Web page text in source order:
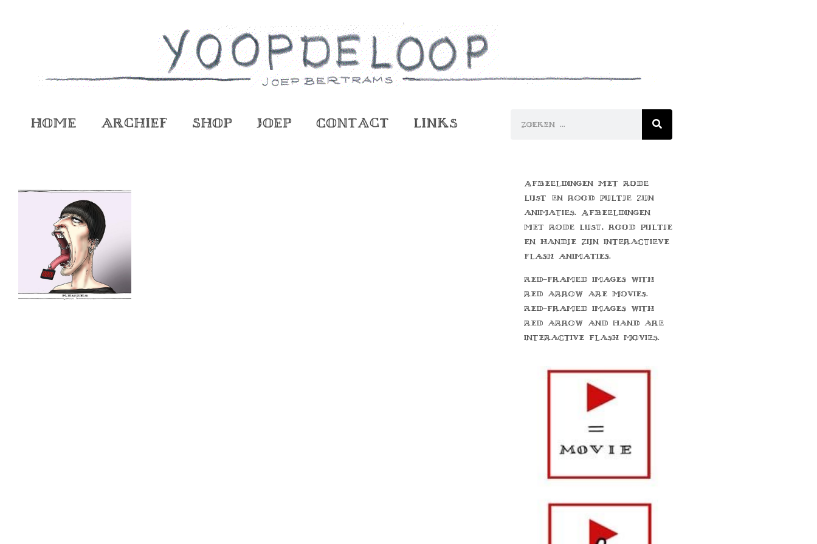
Home Archief Shop Joep Contact Links
Afbeeldingen met rode
lijst en rood pijltje zijn
animaties. Afbeeldingen
met rode lijst, rood pijltje
en handje zijn interactieve
flash animaties.
Red-framed images with
red arrow are movies.
Red-framed images with
red arrow and hand are
interactive flash movies.